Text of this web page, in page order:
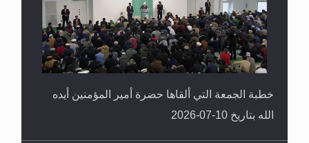
خطبة الجمعة التي ألقاها حضرة أمير المؤمنين أيده
الله بتاريخ 10-07-2026